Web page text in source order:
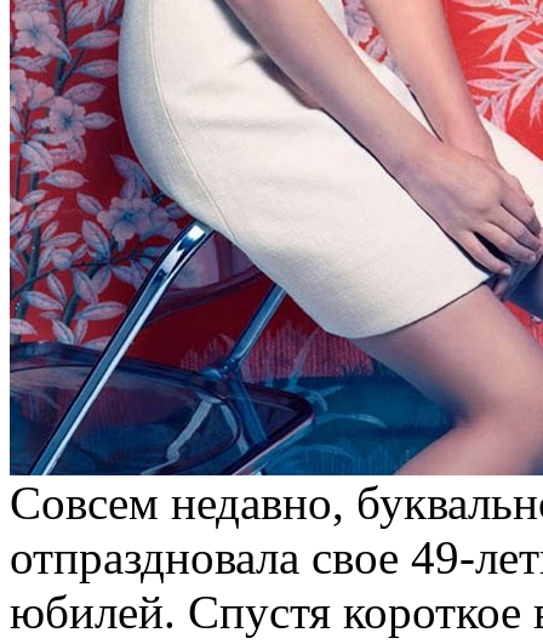
Совсем недавно,
отпраздновала свое 49-
юбилей. Спустя короткое